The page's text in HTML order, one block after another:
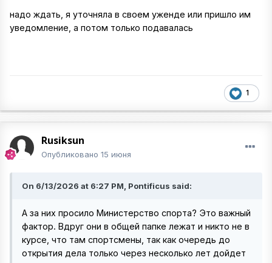
надо ждать, я уточняла в своем уженде или пришло им
уведомление, а потом только подавалась
1
Rusiksun
Опубликовано 15 июня
On 6/13/2026 at 6:27 PM, Pontificus said:
А за них просило Министерство спорта? Это важный
фактор. Вдруг они в общей папке лежат и никто не в
курсе, что там спортсмены, так как очередь до
открытия дела только через несколько лет дойдет